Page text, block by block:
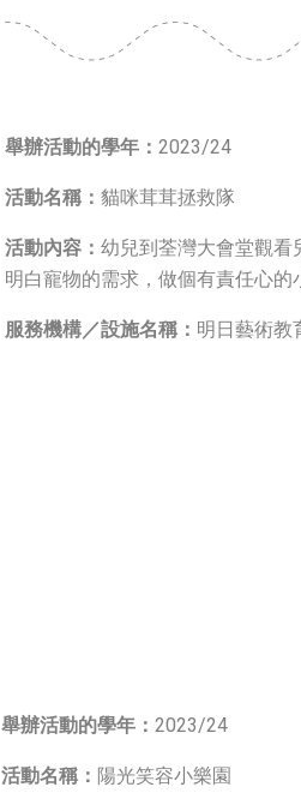
舉辦活動的學年： 2023/24
活動名稱：貓咪茸茸拯救隊
活動內容：幼兒到荃灣大會堂觀看
明白寵物的需求，做個有責任心的
服務機構／設施名稱： 明日藝術教
舉辦活動的學年： 2023/24
活動名稱： 陽光笑容小樂園